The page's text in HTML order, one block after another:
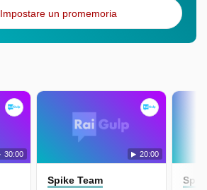
Impostare un promemoria
30:00 20:00
Spike Team